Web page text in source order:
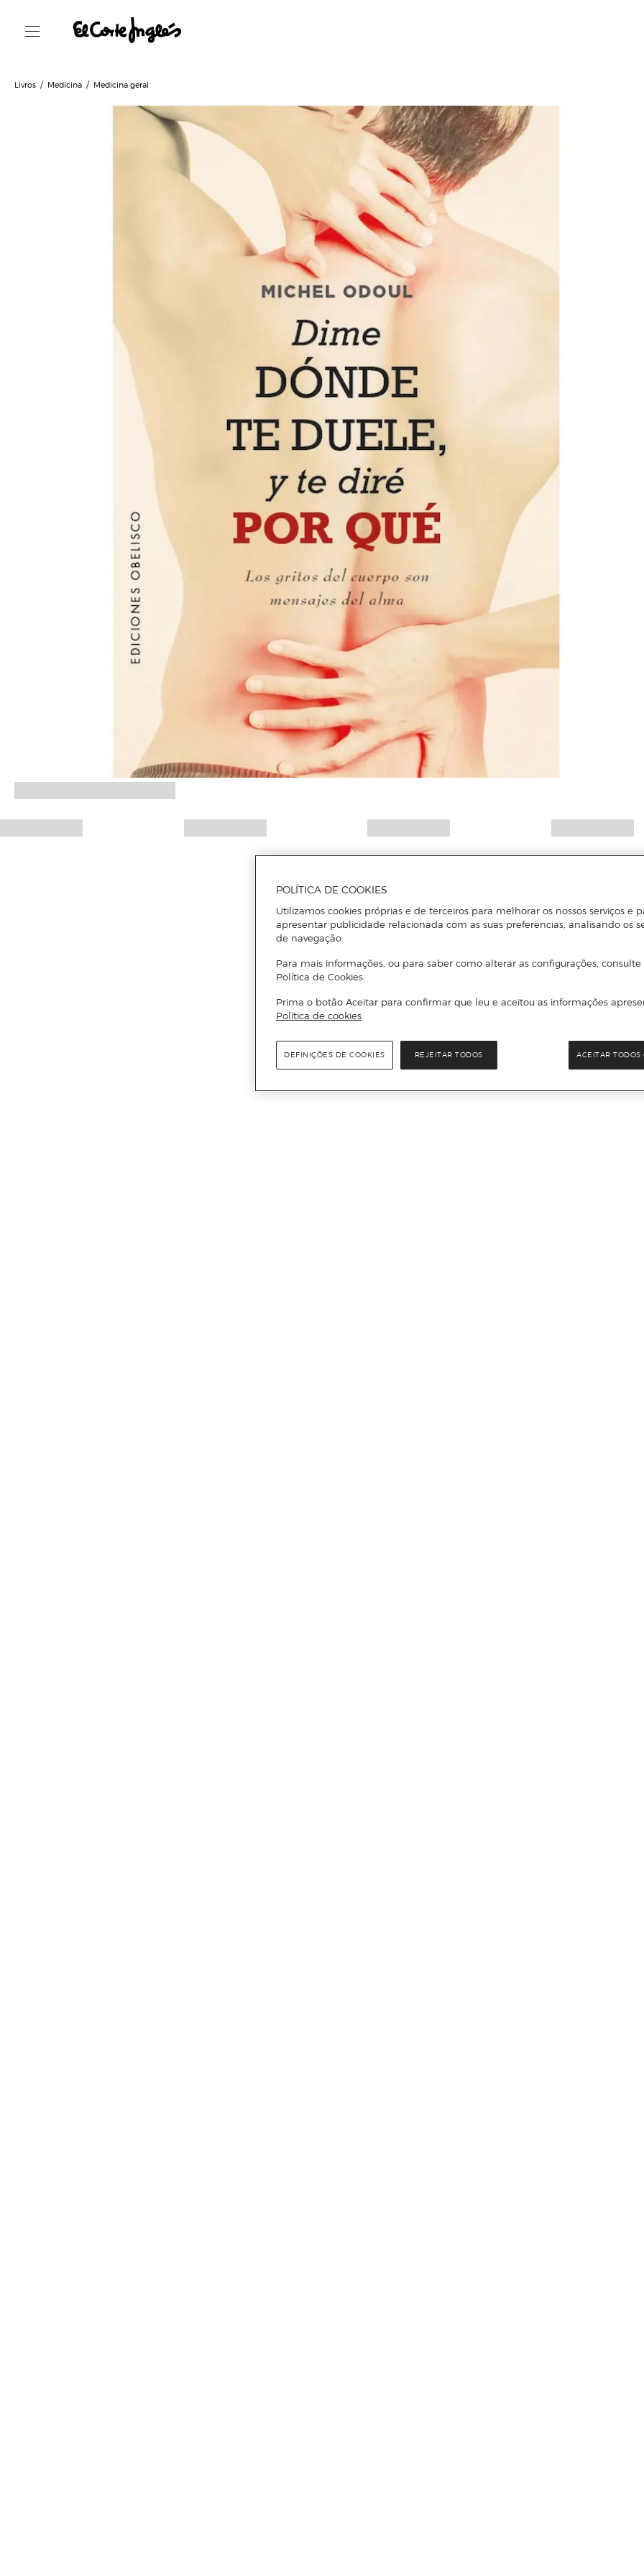
Livros Medicina Medicina geral
POLÍTICA DE COOKIES
Utilizamos cookies próprias e de terceiros para melhorar os nossos serviços e
apresentar publicidade relacionada com as suas preferências, analisando os
de navegação.
Para mais informações, ou para saber como alterar as configurações, consulte
Política de Cookies.
Prima o botão Aceitar para confirmar que leu e aceitou as informações
Política de cookies
REJEITAR TODOS ACEITAR TODOS
DEFINIÇÕES DE COOKIES